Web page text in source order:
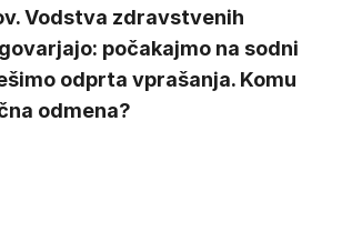
Vodstva zdravstvenih
počakajmo na sodni
odprta vprašanja. Komu
odmena?